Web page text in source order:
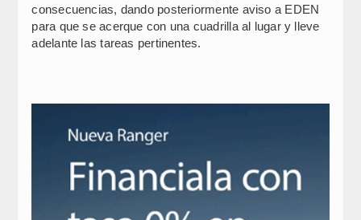
consecuencias, dando posteriormente aviso a EDEN
para que se acerque con una cuadrilla al lugar y lleve
adelante las tareas pertinentes.